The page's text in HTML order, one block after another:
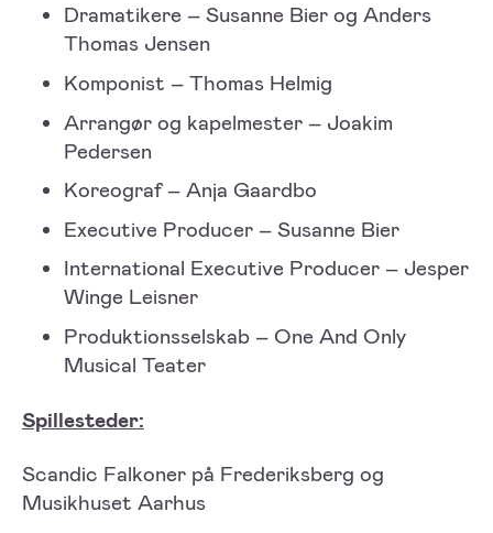
Dramatikere – Susanne Bier og Anders
Thomas Jensen
Komponist – Thomas Helmig
Arrangør og kapelmester – Joakim
Pedersen
Koreograf – Anja Gaardbo
Executive Producer – Susanne Bier
International Executive Producer – Jesper
Winge Leisner
Produktionsselskab – One And Only
Musical Teater
Spillesteder:
Scandic Falkoner på Frederiksberg og
Musikhuset Aarhus